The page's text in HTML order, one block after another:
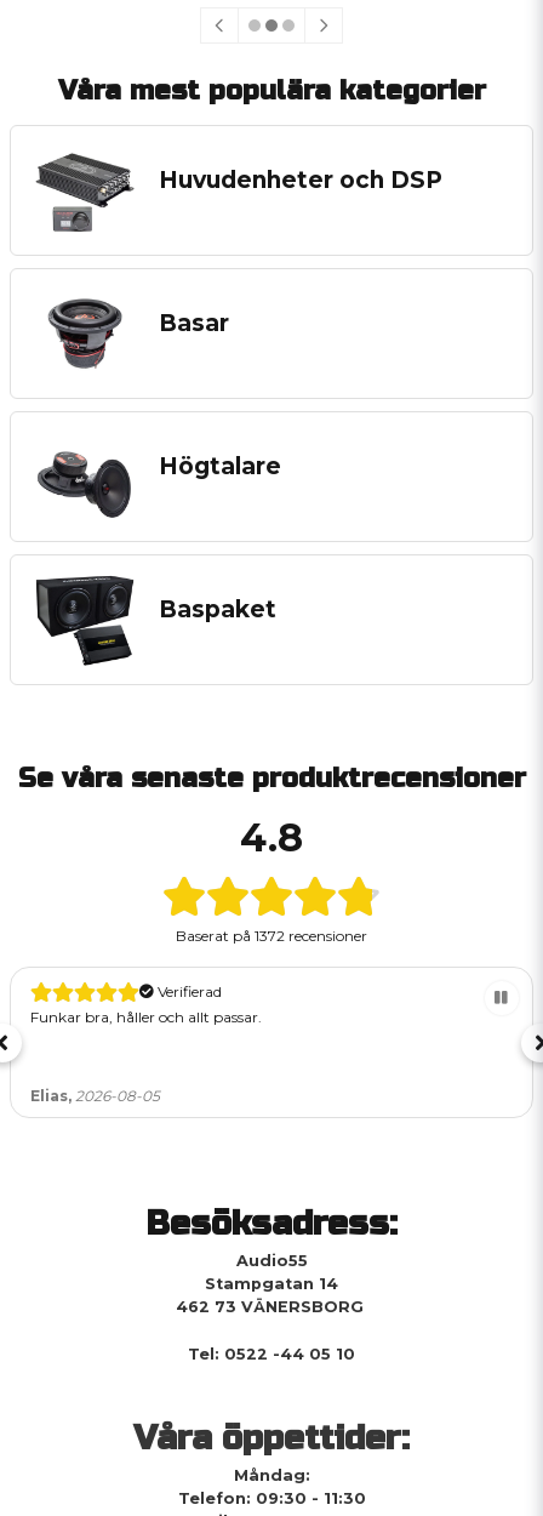
Våra mest populära kategorier
Huvudenheter och DSP
Basar
Högtalare
Baspaket
Se våra senaste produktrecensioner
4.8
Baserat på 1372 recensioner
Verifierad
Funkar bra, håller och allt passar.
Elias, 2026-08-05
Besöksadress:
Audio55
Stampgatan 14
462 73 VÄNERSBORG
Tel: 0522 -44 05 10
Våra öppettider:
Måndag:
Telefon: 09:30 - 11:30